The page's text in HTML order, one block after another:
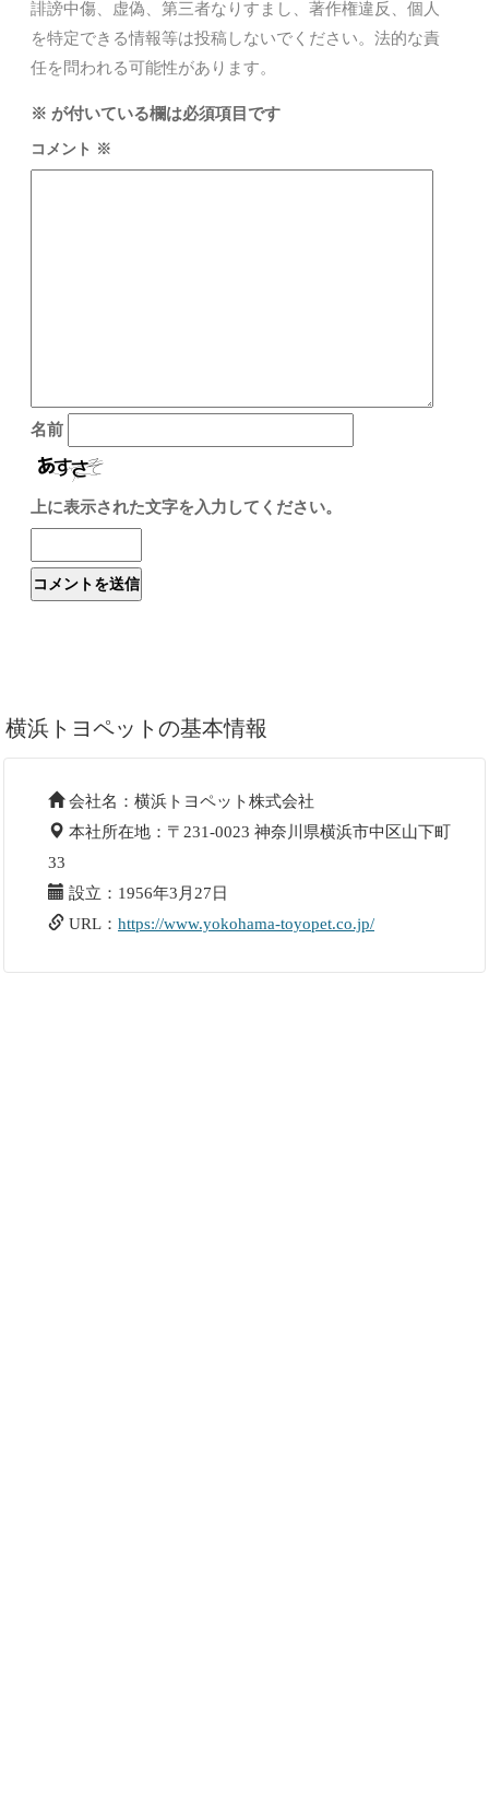
誹謗中傷、虚偽、第三者なりすまし、著作権違反、個人
を特定できる情報等は投稿しないでください。法的な責
任を問われる可能性があります。
※ が付いている欄は必須項目です
コメント ※
名前
上に表示された文字を入力してください。
横浜トヨペットの基本情報
会社名：横浜トヨペット株式会社
本社所在地：〒231-0023 神奈川県横浜市中区山下町
33
設立：1956年3月27日
URL： https://www.yokohama-toyopet.co.jp/